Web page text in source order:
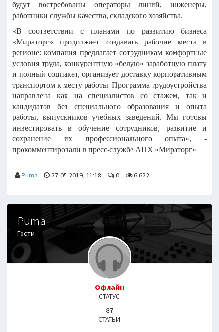
будут востребованы операторы линий, инженеры,
работники службы качества, складского хозяйства.
«В соответствии с планами по развитию бизнеса
«Мираторг» продолжает создавать рабочие места в
регионе: компания предлагает сотрудникам комфортные
условия труда, конкурентную «белую» заработную плату
и полный соцпакет, организует доставку корпоративным
транспортом к месту работы. Программа трудоустройства
направлена как на специалистов со стажем, так и
кандидатов без специального образования и опыта
работы, выпускников учебных заведений. Мы готовы
инвестировать в обучение сотрудников, развитие и
сохранение их профессионального опыта», -
прокомментировали в пресс-службе АПХ «Мираторг».
Puma 27-05-2019, 11:18 0 6 622
Puma
Гости
Офлайн
СТАТУС
87
СТАТЬИ